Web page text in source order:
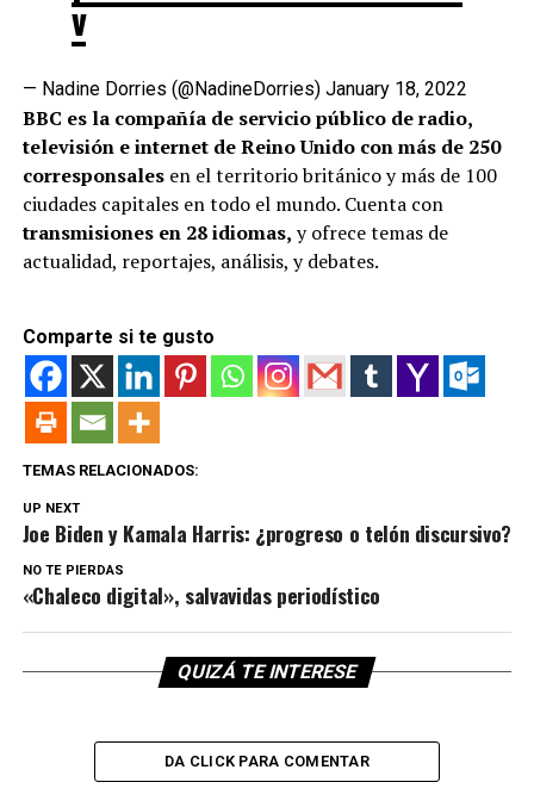
v
— Nadine Dorries (@NadineDorries) January 18, 2022
BBC es la compañía de servicio público de radio,
televisión e internet de Reino Unido con más de 250
corresponsalesen el territorio británico y más de 100
ciudades capitales en todo el mundo. Cuenta con
transmisiones en 28 idiomas, y ofrece temas de
actualidad, reportajes, análisis, y debates.
Comparte si te gusto
TEMAS RELACIONADOS:
UP NEXT
Joe Biden y Kamala Harris: ¿progreso o telón discursivo?
NO TE PIERDAS
«Chaleco digital», salvavidas periodístico
QUIZÁ TE INTERESE
DA CLICK PARA COMENTAR